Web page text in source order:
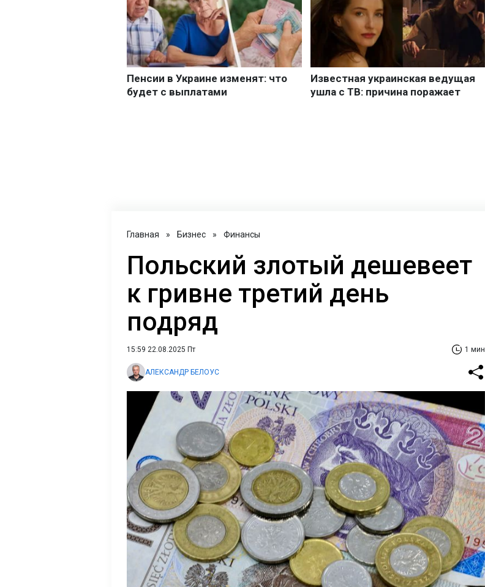
Главная » Бизнес » Финансы
Польский злотый дешевеет
к гривне третий день
подряд
15:59 22.08.2025 Пт 1 мин
АЛЕКСАНДР БЕЛОУС